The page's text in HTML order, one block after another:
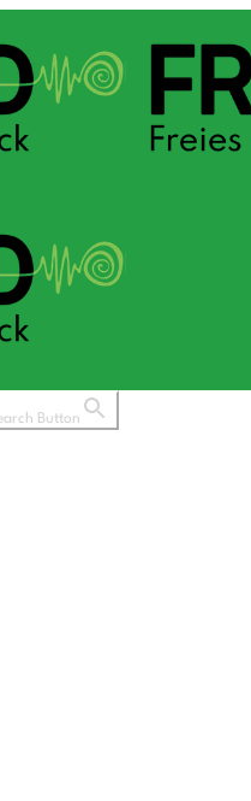
Button